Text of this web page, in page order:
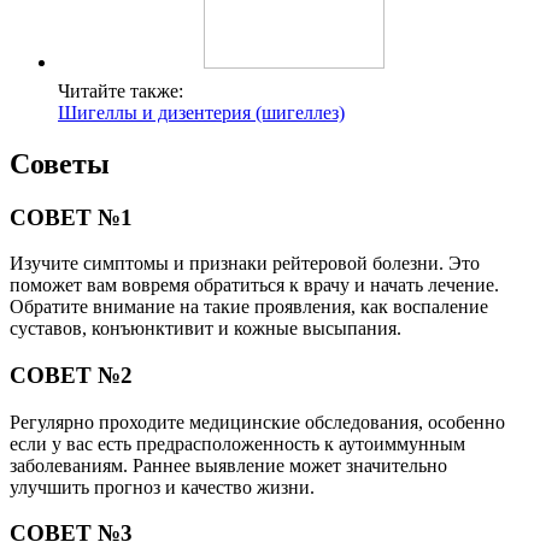
Читайте также:
Шигеллы и дизентерия (шигеллез)
Советы
СОВЕТ №1
Изучите симптомы и признаки рейтеровой болезни. Это
поможет вам вовремя обратиться к врачу и начать лечение.
Обратите внимание на такие проявления, как воспаление
суставов, конъюнктивит и кожные высыпания.
СОВЕТ №2
Регулярно проходите медицинские обследования, особенно
если у вас есть предрасположенность к аутоиммунным
заболеваниям. Раннее выявление может значительно
улучшить прогноз и качество жизни.
СОВЕТ №3